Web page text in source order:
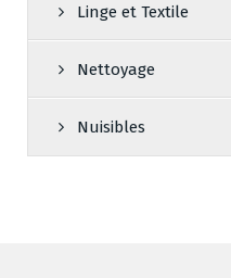
Linge et Textile
Nettoyage
Nuisibles